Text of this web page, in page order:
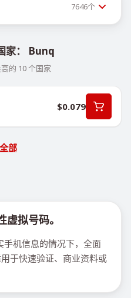
7646个
家： Bunq
的 10 个国家
$0.079
部
拟号码。
手机信息的情况下，全面
于快速验证、商业资料或